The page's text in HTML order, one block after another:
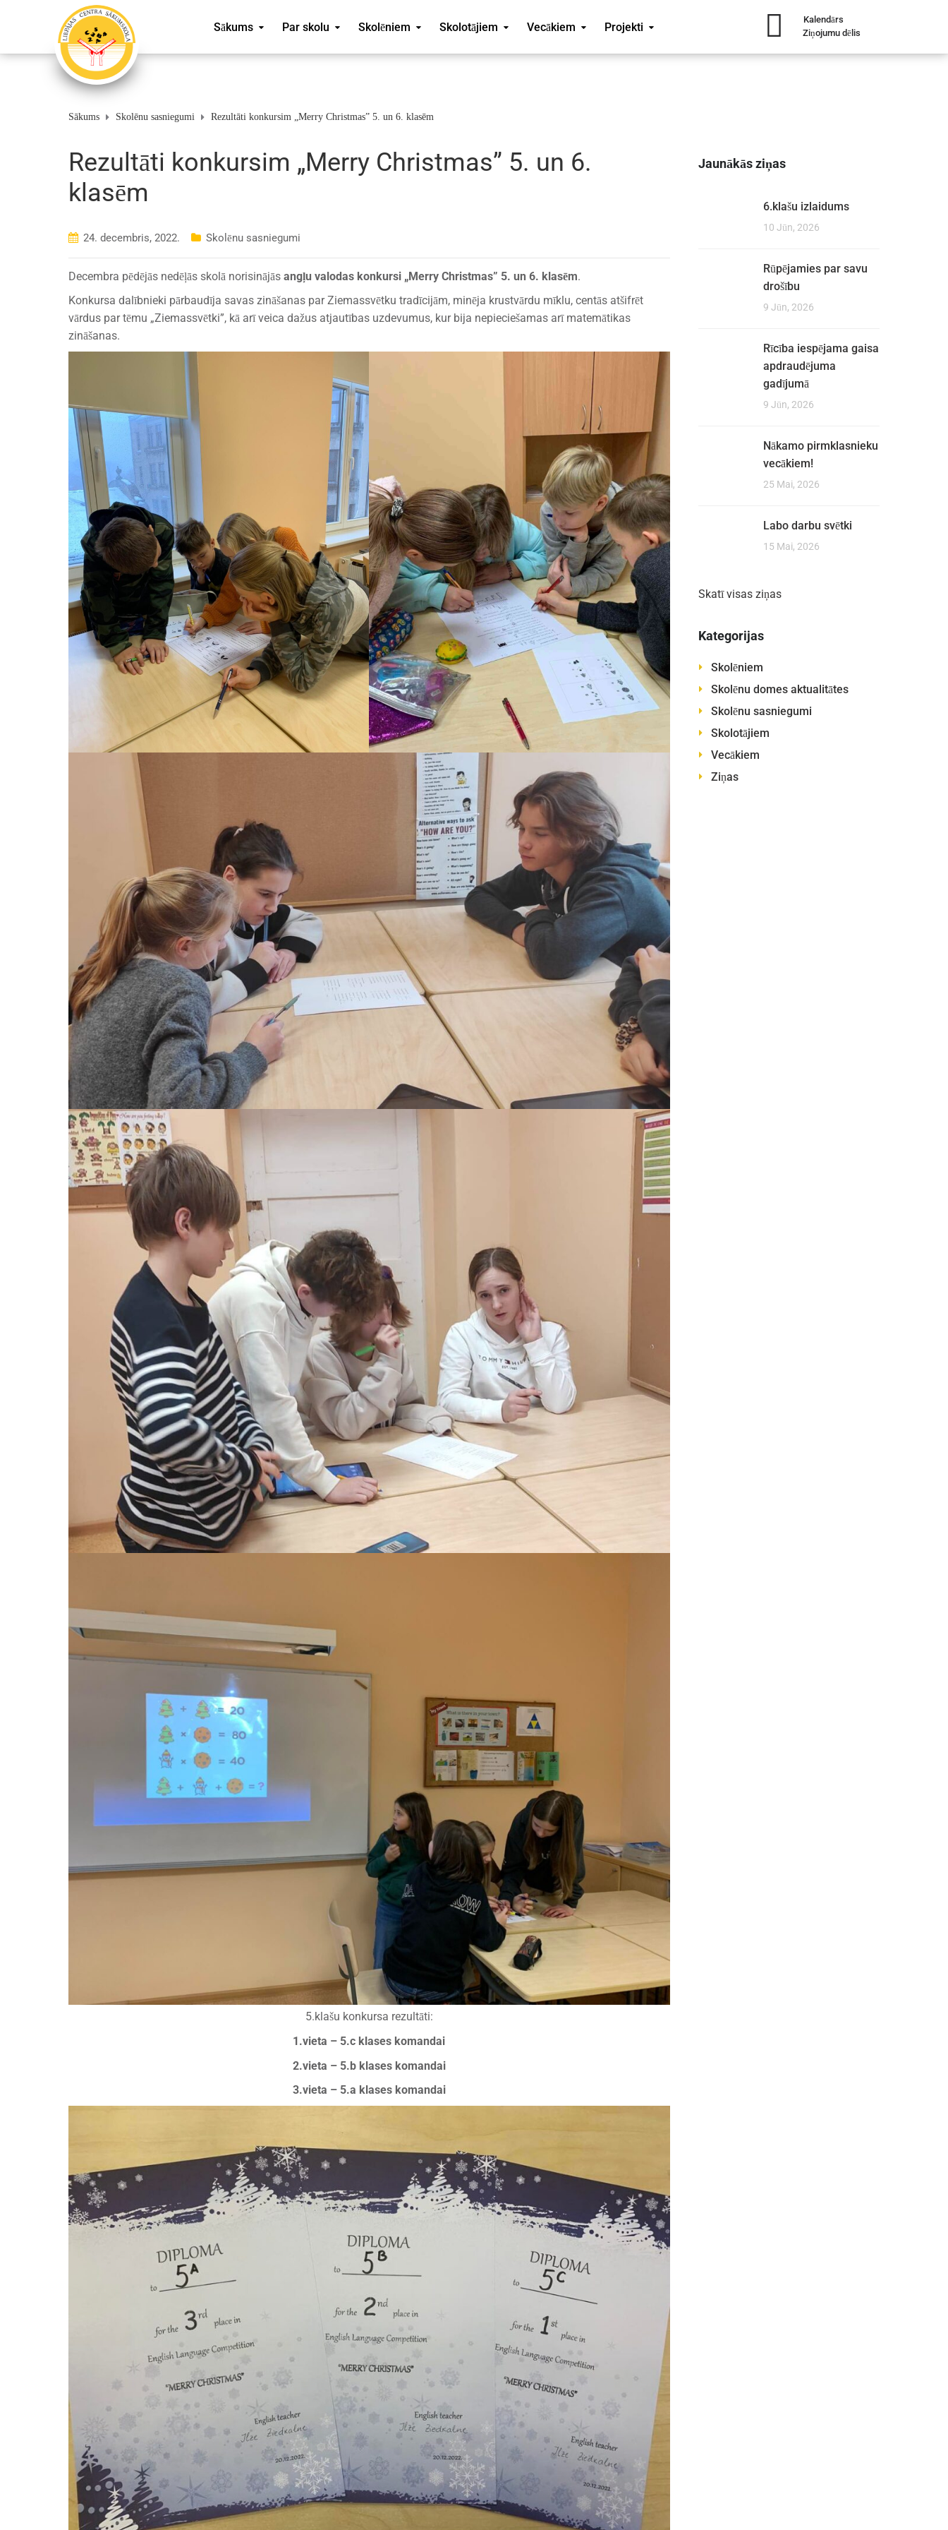
Sākums Par skolu Skolēniem Skolotājiem Vecākiem Projekti
Kalendārs
Ziņojumu dēlis
Sākums Skolēnu sasniegumi Rezultāti konkursim „Merry Christmas” 5. un 6. klasēm
Rezultāti konkursim „Merry Christmas” 5. un 6.
klasēm
24. decembris, 2022. Skolēnu sasniegumi
Decembra pēdējās nedēļās skolā norisinājās angļu valodas konkursi „Merry Christmas” 5. un 6. klasēm.
Konkursa dalībnieki pārbaudīja savas zināšanas par Ziemassvētku tradīcijām, minēja krustvārdu mīklu, centās atšifrēt
vārdus par tēmu „Ziemassvētki”, kā arī veica dažus atjautības uzdevumus, kur bija nepieciešamas arī matemātikas
zināšanas.
5.klašu konkursa rezultāti:
1.vieta – 5.c klases komandai
2.vieta – 5.b klases komandai
3.vieta – 5.a klases komandai
Jaunākās ziņas
6.klašu izlaidums
10 Jūn, 2026
Rūpējamies par savu
drošību
9 Jūn, 2026
Rīcība iespējama gaisa
apdraudējuma
gadījumā
9 Jūn, 2026
Nākamo pirmklasnieku
vecākiem!
25 Mai, 2026
Labo darbu svētki
15 Mai, 2026
Skatī visas ziņas
Kategorijas
Skolēniem
Skolēnu domes aktualitātes
Skolēnu sasniegumi
Skolotājiem
Vecākiem
Ziņas